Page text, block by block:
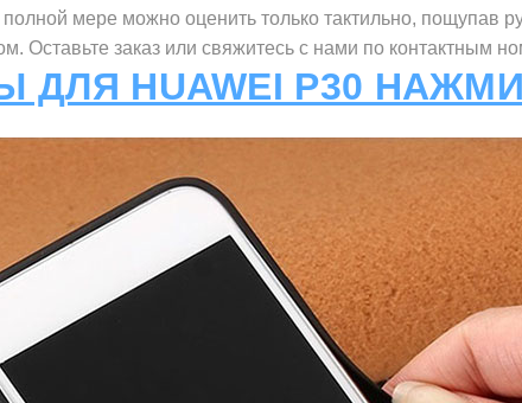
мере можно оценить только тактильно, пощупав
Оставьте заказ или свяжитесь с нами по контактным
ДЛЯ HUAWEI P30